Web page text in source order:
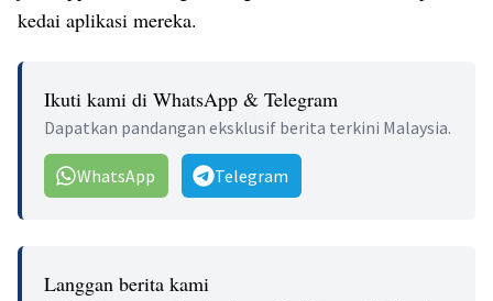
kedai aplikasi mereka.
Ikuti kami di WhatsApp & Telegram
Dapatkan pandangan eksklusif berita terkini Malaysia.
WhatsApp Telegram
Langgan berita kami